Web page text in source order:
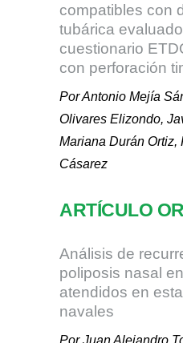
compatibles con
tubárica
cuestionario
con perforación
Por Antonio Mejía
Olivares Elizondo,
Mariana Durán Ortiz,
Cásarez
ARTÍCULO
Análisis de
poliposis nasal
atendidos en
navales
Por Juan Alejandro